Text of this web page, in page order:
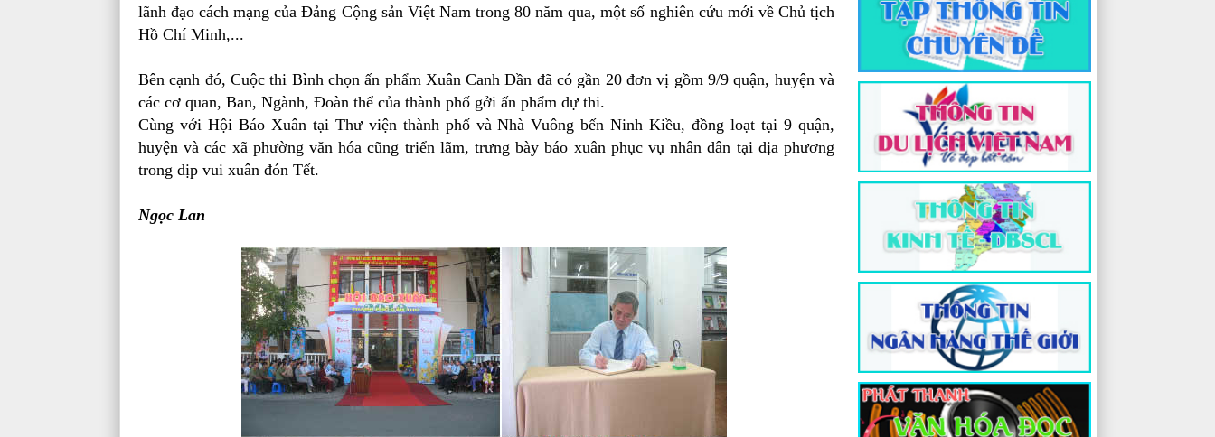
lãnh đạo cách mạng của Đảng Cộng sản Việt Nam trong 80 năm qua, một số nghiên cứu mới về Chủ tịch
Hồ Chí Minh,...
Bên cạnh đó, Cuộc thi Bình chọn ấn phẩm Xuân Canh Dần đã có gần 20 đơn vị gồm 9/9 quận, huyện và
các cơ quan, Ban, Ngành, Đoàn thể của thành phố gởi ấn phẩm dự thi.
Cùng với Hội Báo Xuân tại Thư viện thành phố và Nhà Vuông bến Ninh Kiều, đồng loạt tại 9 quận,
huyện và các xã phường văn hóa cũng triển lãm, trưng bày báo xuân phục vụ nhân dân tại địa phương
trong dịp vui xuân đón Tết.
Ngọc Lan